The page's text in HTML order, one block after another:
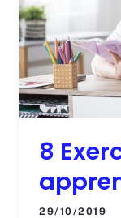
8
29/10/2019